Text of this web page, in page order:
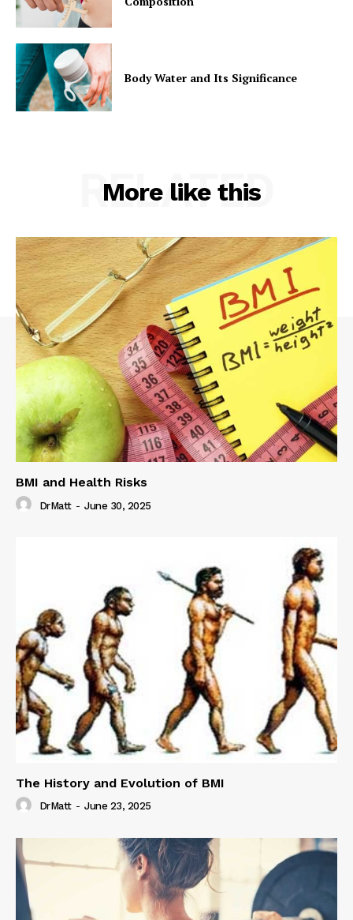
Body Water and Its Significance
More like this
RELATED
BMI and Health Risks
DrMatt - June 30, 2025
The History and Evolution of BMI
DrMatt - June 23, 2025